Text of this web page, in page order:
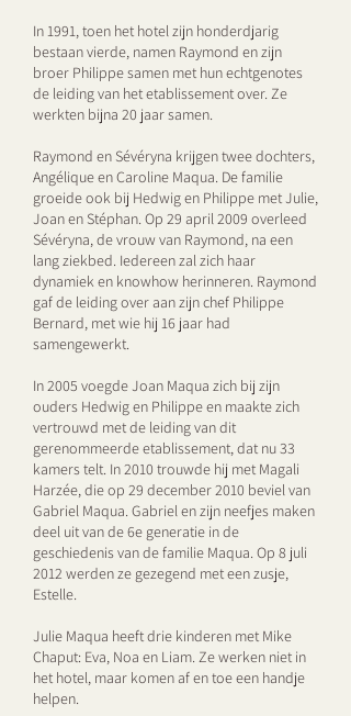
In 1991, toen het hotel zijn honderdjarig
bestaan vierde, namen Raymond en zijn
broer Philippe samen met hun echtgenotes
de leiding van het etablissement over. Ze
werkten bijna 20 jaar samen.
Raymond en Sévéryna krijgen twee dochters,
Angélique en Caroline Maqua. De familie
groeide ook bij Hedwig en Philippe met Julie,
Joan en Stéphan. Op 29 april 2009 overleed
Sévéryna, de vrouw van Raymond, na een
lang ziekbed. Iedereen zal zich haar
dynamiek en knowhow herinneren. Raymond
gaf de leiding over aan zijn chef Philippe
Bernard, met wie hij 16 jaar had
samengewerkt.
In 2005 voegde Joan Maqua zich bij zijn
ouders Hedwig en Philippe en maakte zich
vertrouwd met de leiding van dit
gerenommeerde etablissement, dat nu 33
kamers telt. In 2010 trouwde hij met Magali
Harzée, die op 29 december 2010 beviel van
Gabriel Maqua. Gabriel en zijn neefjes maken
deel uit van de 6e generatie in de
geschiedenis van de familie Maqua. Op 8 juli
2012 werden ze gezegend met een zusje,
Estelle.
Julie Maqua heeft drie kinderen met Mike
Chaput: Eva, Noa en Liam. Ze werken niet in
het hotel, maar komen af en toe een handje
helpen.